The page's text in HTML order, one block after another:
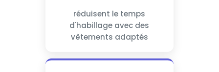
réduisent le temps
d'habillage avec des
vêtements adaptés